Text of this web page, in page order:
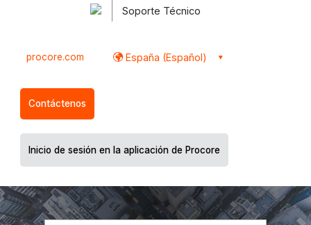
Soporte Técnico
procore.com España (Español)
Contáctenos
Inicio de sesión en la aplicación de Procore